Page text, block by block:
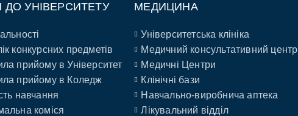
ДО УНІВЕРСИТЕТУ
конкурсних предметів
прийому в Університет
прийому в Коледж
навчання
коміся
МЕДИЦИНА
Університетська клініка
Медичний консультативний центр
Медичні Центри
Клінічні бази
Навчально-виробнича аптека
Лікувальний відділ